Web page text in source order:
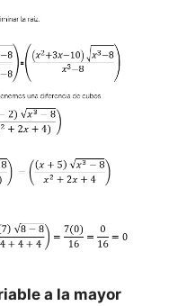
a la mayor